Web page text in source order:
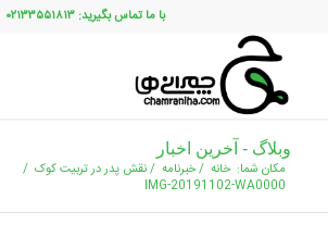
با ما تماس بگیرید: ۰۲۱۳۳۵۵۱۸۱۳
وبلاگ - آخرین اخبار
مکان شما: خانه /خبرنامه /نقش پدر در تربیت کوک /
IMG-20191102-WA0000